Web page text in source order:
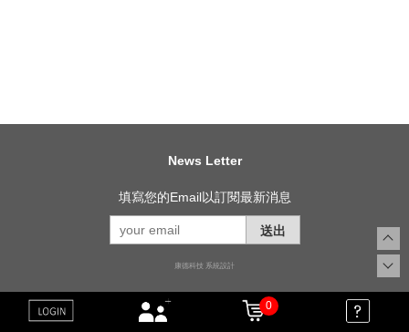
News Letter
填寫您的Email以訂閱最新消息
送出
康德科技 系統設計
0